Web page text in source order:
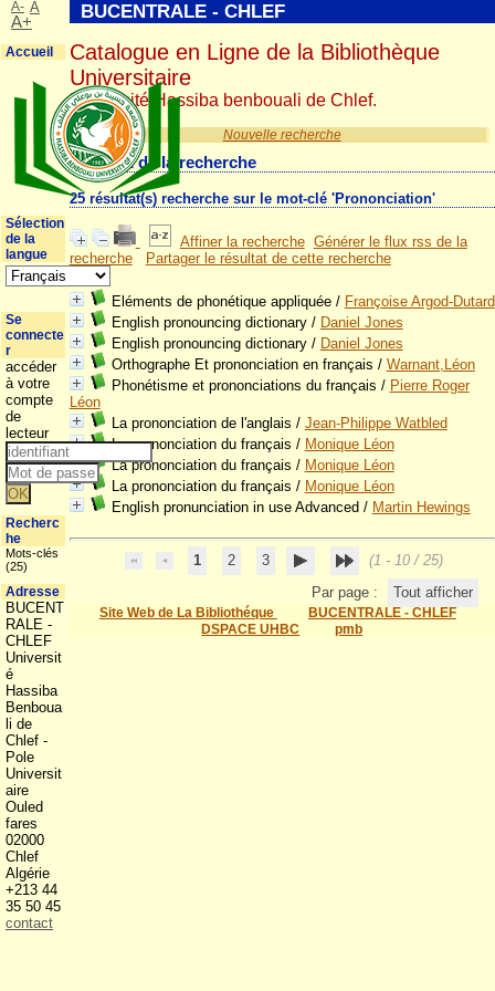
Nouvelle recherche
Résultat de la recherche
25 résultat(s) recherche sur le mot-clé 'Prononciation'
Affiner la recherche Générer le flux rss de la
recherche
Partager le résultat de cette recherche
Eléments de phonétique appliquée/ Françoise Argod-Dutard
English pronouncing dictionary/ Daniel Jones
English pronouncing dictionary/ Daniel Jones
Orthographe Et prononciation en français / Warnant,Léon
Phonétisme et prononciations du français / Pierre Roger
Léon
La prononciation de l'anglais / Jean-Philippe Watbled
La prononciation du français / Monique Léon
La prononciation du français / Monique Léon
La prononciation du français / Monique Léon
English pronunciation in use Advanced / Martin Hewings
1 2 3
(1 - 10 / 25)
Par page :
Tout afficher
Site Web de La Bibliothéque
BUCENTRALE - CHLEF
DSPACE UHBC
pmb
BUCENTRALE - CHLEF
Catalogue en Ligne de la Bibliothèque
Universitaire
Université Hassiba benbouali de Chlef.
A- A
A+
Accueil
Sélection
de la
langue
Se
connecte
r
accéder
à votre
compte
de
lecteur
Recherc
he
Mots-clés
(25)
Adresse
BUCENT
RALE -
CHLEF
Universit
é
Hassiba
Benboua
li de
Chlef -
Pole
Universit
aire
Ouled
fares
02000
Chlef
Algérie
+213 44
35 50 45
contact